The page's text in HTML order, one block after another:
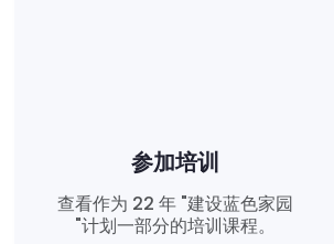
参加培训
查看作为 22 年 "建设蓝色家园
"计划一部分的培训课程。